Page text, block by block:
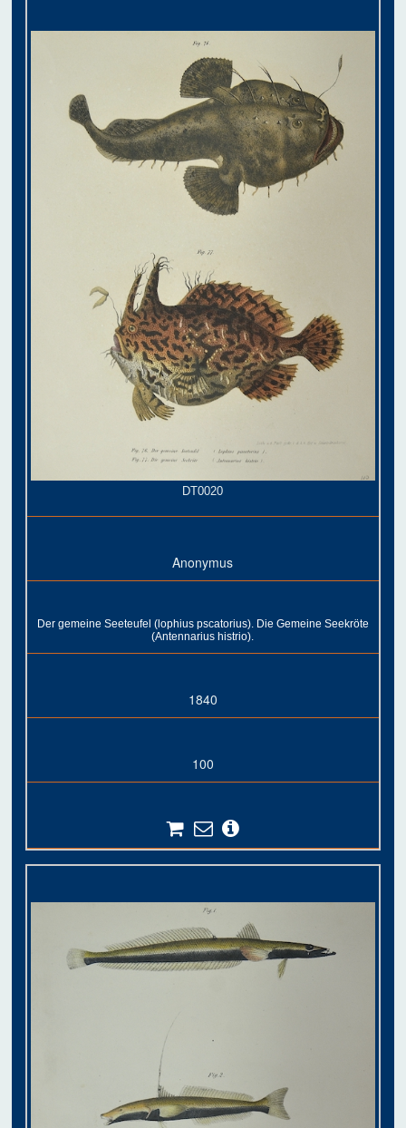
DT0020
Anonymus
Der gemeine Seeteufel (lophius pscatorius). Die Gemeine Seekröte
(Antennarius histrio).
1840
100